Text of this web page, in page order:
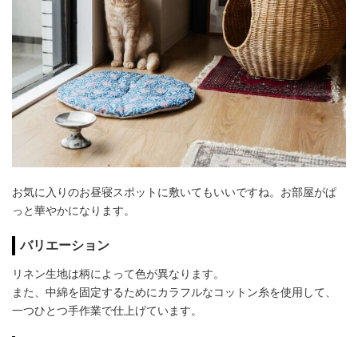
お気に入りのお昼寝スポットに敷いてもいいですね。お部屋がぱ
っと華やかになります。
バリエーション
リネン生地は柄によって色が異なります。
また、中綿を固定するためにカラフルなコットン糸を使用して、
一つひとつ手作業で仕上げています。